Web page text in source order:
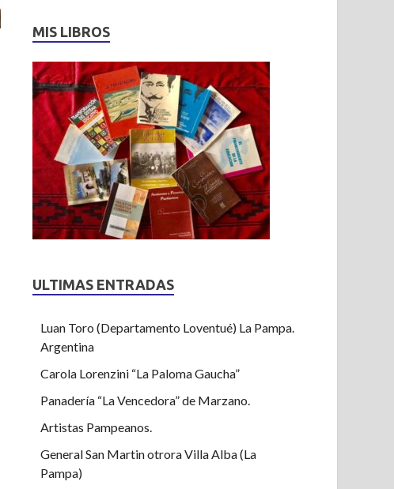
MIS LIBROS
ULTIMAS ENTRADAS
Luan Toro (Departamento Loventué) La Pampa.
Argentina
Carola Lorenzini “La Paloma Gaucha”
Panadería “La Vencedora” de Marzano.
Artistas Pampeanos.
General San Martin otrora Villa Alba (La
Pampa)